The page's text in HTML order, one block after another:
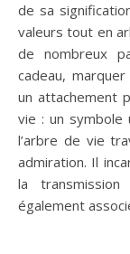
de sa
valeurs tout en
de nombreux
cadeau,
un attachement
vie : un symbole
l’arbre de vie
admiration. Il
la
également